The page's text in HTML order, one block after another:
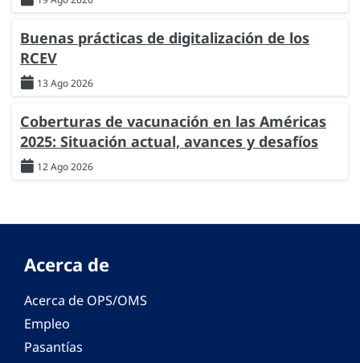
Buenas prácticas de digitalización de los
RCEV
13 Ago 2026
Coberturas de vacunación en las Américas
2025: Situación actual, avances y desafíos
12 Ago 2026
Acerca de
Acerca de OPS/OMS
Empleo
Pasantías